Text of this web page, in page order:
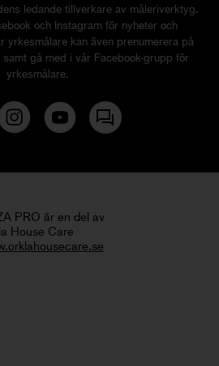
ledande tillverkare av måleriverktyg.
och Instagram för nyheter och
yrkesmålare kan även prenumerera på
gå med i vår Facebook-grupp för
yrkesmålare.
PRO är en del av
House Care